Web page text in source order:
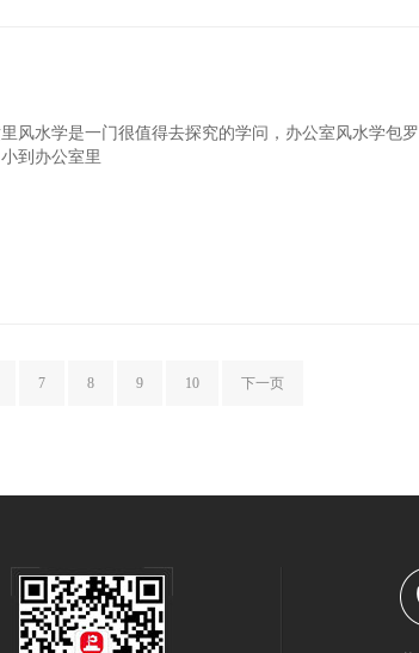
风水学是一门很值得去探究的学问，办公室风水学包罗
小到办公室里
7 8 9 10 下一页